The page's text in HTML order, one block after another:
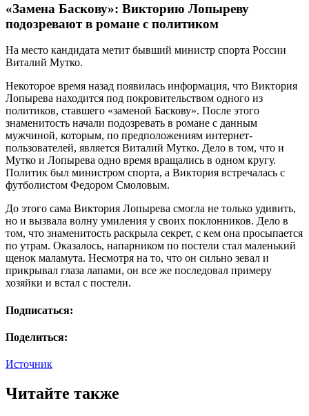
«Замена Баскову»: Викторию Лопыреву
подозревают в романе с политиком
На место кандидата метит бывший министр спорта России
Виталий Мутко.
Некоторое время назад появилась информация, что Виктория
Лопырева находится под покровительством одного из
политиков, ставшего «заменой Баскову». После этого
знаменитость начали подозревать в романе с данным
мужчиной, которым, по предположениям интернет-
пользователей, является Виталий Мутко. Дело в том, что и
Мутко и Лопырева одно время вращались в одном кругу.
Политик был министром спорта, а Виктория встречалась с
футболистом Федором Смоловым.
До этого сама Виктория Лопырева смогла не только удивить,
но и вызвала волну умиления у своих поклонников. Дело в
том, что знаменитость раскрыла секрет, с кем она просыпается
по утрам. Оказалось, напарником по постели стал маленький
щенок маламута. Несмотря на то, что он сильно зевал и
прикрывал глаза лапами, он все же последовал примеру
хозяйки и встал с постели.
Подписаться:
Поделиться:
Источник
Читайте также